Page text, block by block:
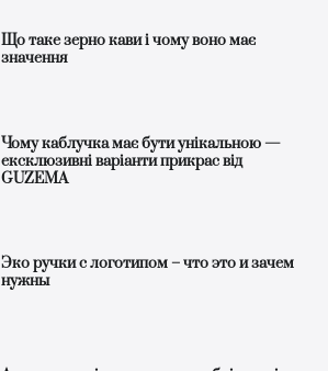
Що таке зерно кави і чому воно має
значення
Чому каблучка має бути унікальною —
ексклюзивні варіанти прикрас від
GUZEMA
Эко ручки с логотипом – что это и зачем
нужны